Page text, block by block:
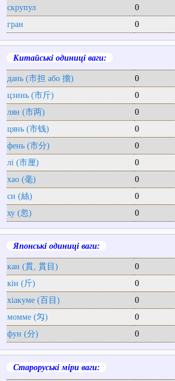
скрупул
0
гран
0
Китайські одиниці ваги:
дань (市担 або 擔)
0
цзинь (市斤)
0
лян (市两)
0
цянь (市钱)
0
фень (市分)
0
лі (市厘)
0
хао (毫)
0
си (絲)
0
ху (忽)
0
Японські одиниці ваги:
кан (貫, 貫目)
0
кін (斤)
0
хіакуме (百目)
0
момме (匁)
0
фун (分)
0
Староруські міри ваги: